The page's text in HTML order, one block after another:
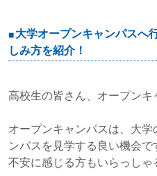
大学オープンキャンパスへ
しみ方を紹介！
高校生の皆さん、オープンキ
オープンキャンパスは、大
ンパスを見学する良い機会
不安に感じる方もいらっしゃ